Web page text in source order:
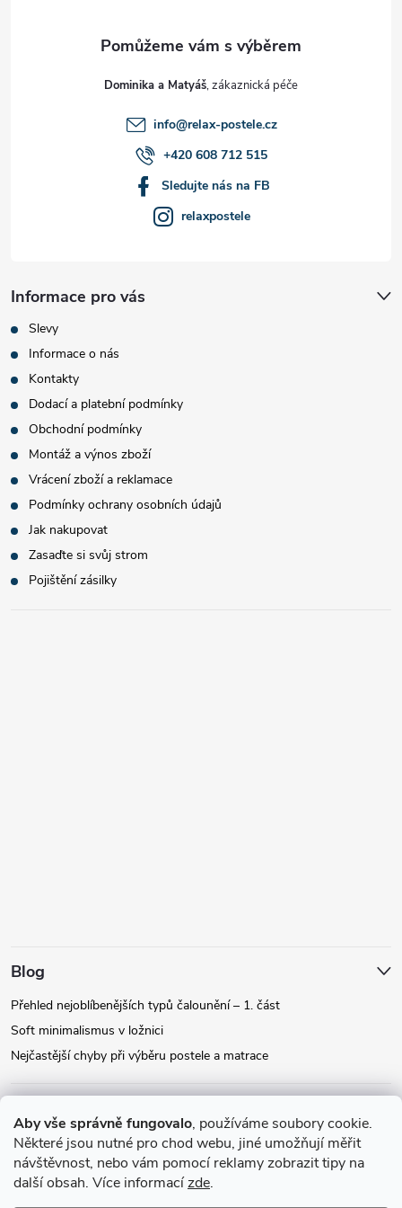
Aby vše správně fungovalo, používáme soubory cookie.
Některé jsou nutné pro chod webu, jiné umožňují měřit
návštěvnost, nebo vám pomocí reklamy zobrazit tipy na
další obsah. Více informacízde.
Dominika a Matyáš
info@relax-postele.cz
+420 608 712 515
Sledujte nás na FB
relaxpostele
Informace pro vás
Slevy
Informace o nás
Kontakty
Dodací a platební podmínky
Obchodní podmínky
Montáž a výnos zboží
Vrácení zboží a reklamace
Podmínky ochrany osobních údajů
Jak nakupovat
Zasaďte si svůj strom
Pojištění zásilky
Blog
Přehled nejoblíbenějších typů čalounění – 1. část
Soft minimalismus v ložnici
Nejčastější chyby při výběru postele a matrace
Instagram